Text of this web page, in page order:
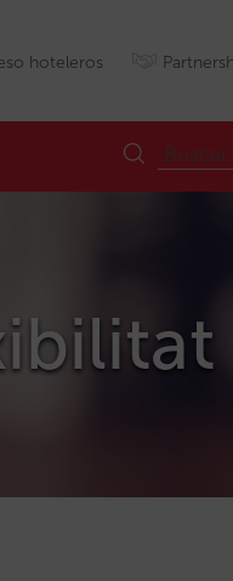
hoteleros